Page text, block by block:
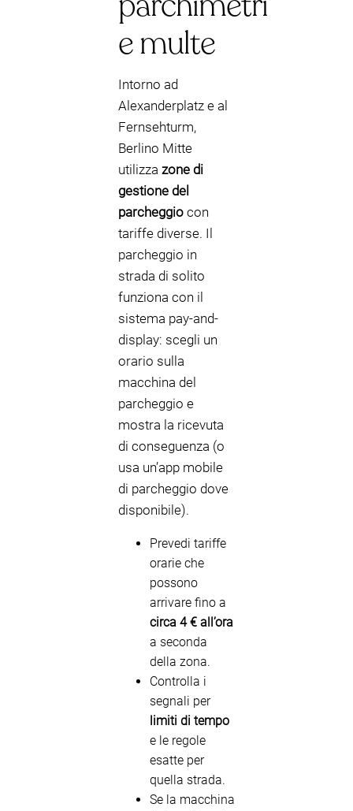
e multe
Intorno ad
Alexanderplatz e al
Fernsehturm,
Berlino Mitte
utilizza zone di
gestione del
parcheggio con
tariffe diverse. Il
parcheggio in
strada di solito
funziona con il
sistema pay-and-
display: scegli un
orario sulla
macchina del
parcheggio e
mostra la ricevuta
di conseguenza (o
usa un’app mobile
di parcheggio dove
disponibile).
Prevedi tariffe
orarie che
possono
arrivare fino a
circa 4 € all’ora
a seconda
della zona.
Controlla i
segnali per
limiti di tempo
e le regole
esatte per
quella strada.
Se la macchina